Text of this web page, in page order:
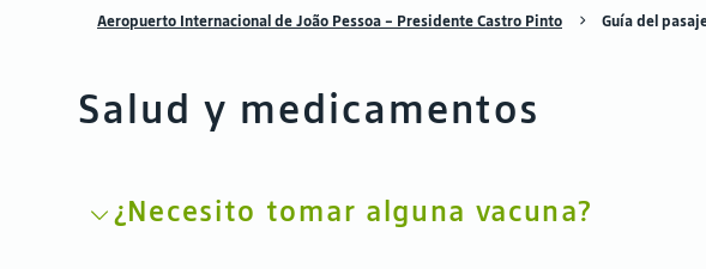
Aeropuerto Internacional de João Pessoa - Presidente Castro Pinto Guía del
Salud y medicamentos
¿Necesito tomar alguna vacuna?